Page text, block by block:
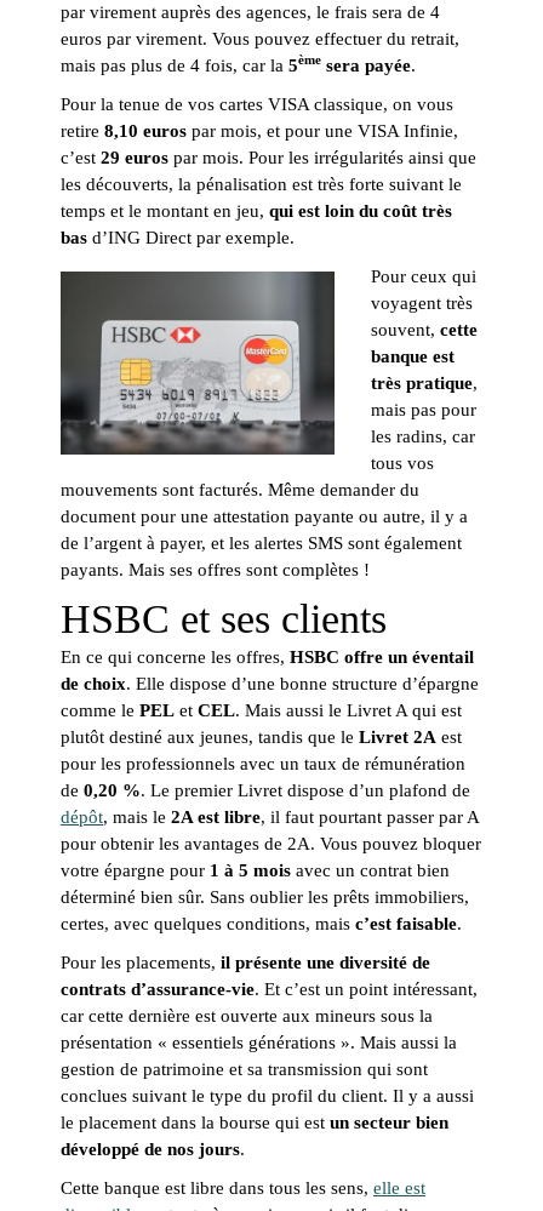
par virement auprès des agences, le frais sera de 4
euros par virement. Vous pouvez effectuer du retrait,
mais pas plus de 4 fois, car la 5ème sera payée.
Pour la tenue de vos cartes VISA classique, on vous
retire 8,10 euros par mois, et pour une VISA Infinie,
c’est 29 euros par mois. Pour les irrégularités ainsi que
les découverts, la pénalisation est très forte suivant le
temps et le montant en jeu, qui est loin du coût très
bas d’ING Direct par exemple.
Pour ceux qui
voyagent très
souvent, cette
banque est
très pratique,
mais pas pour
les radins, car
tous vos
mouvements sont facturés. Même demander du
document pour une attestation payante ou autre, il y a
de l’argent à payer, et les alertes SMS sont également
payants. Mais ses offres sont complètes !
HSBC et ses clients
En ce qui concerne les offres, HSBC offre un éventail
de choix. Elle dispose d’une bonne structure d’épargne
comme le PEL et CEL. Mais aussi le Livret A qui est
plutôt destiné aux jeunes, tandis que le Livret 2A est
pour les professionnels avec un taux de rémunération
de 0,20 %. Le premier Livret dispose d’un plafond de
dépôt, mais le 2A est libre, il faut pourtant passer par A
pour obtenir les avantages de 2A. Vous pouvez bloquer
votre épargne pour 1 à 5 mois avec un contrat bien
déterminé bien sûr. Sans oublier les prêts immobiliers,
certes, avec quelques conditions, mais c’est faisable.
Pour les placements, il présente une diversité de
contrats d’assurance-vie. Et c’est un point intéressant,
car cette dernière est ouverte aux mineurs sous la
présentation « essentiels générations ». Mais aussi la
gestion de patrimoine et sa transmission qui sont
conclues suivant le type du profil du client. Il y a aussi
le placement dans la bourse qui est un secteur bien
développé de nos jours.
Cette banque est libre dans tous les sens, elle est